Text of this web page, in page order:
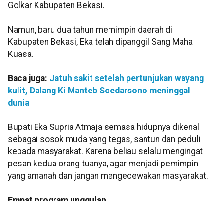
Golkar Kabupaten Bekasi.
Namun, baru dua tahun memimpin daerah di
Kabupaten Bekasi, Eka telah dipanggil Sang Maha
Kuasa.
Baca juga: Jatuh sakit setelah pertunjukan wayang
kulit, Dalang Ki Manteb Soedarsono meninggal
dunia
Bupati Eka Supria Atmaja semasa hidupnya dikenal
sebagai sosok muda yang tegas, santun dan peduli
kepada masyarakat. Karena beliau selalu mengingat
pesan kedua orang tuanya, agar menjadi pemimpin
yang amanah dan jangan mengecewakan masyarakat.